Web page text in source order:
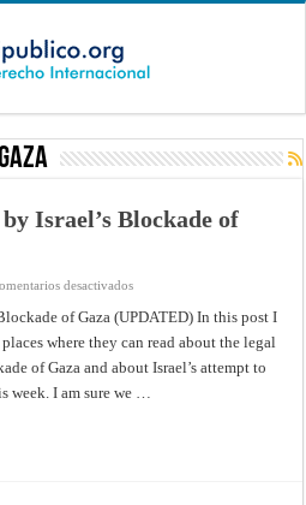
Israel’s Blockade of
desactivadosen
Issues
Raised
by
Blockade
Gaza
of Gaza (UPDATED) In this post I
where they can read about the legal
of Gaza and about Israel’s attempt to
week. I am sure we …